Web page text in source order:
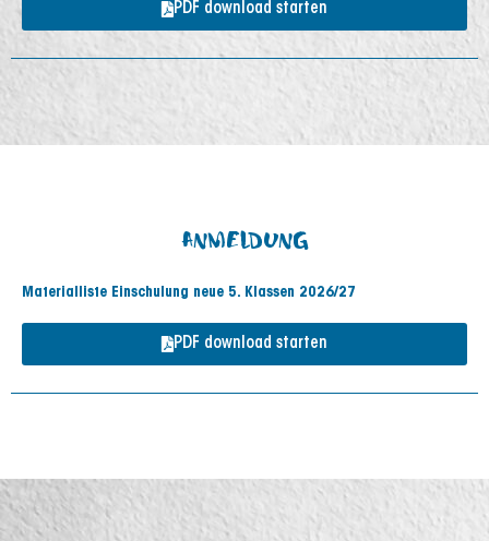
PDF download starten
ANMELDUNG
Materialliste Einschulung neue 5. Klassen 2026/27
PDF download starten